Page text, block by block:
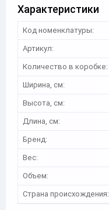
Характеристики
Код номенклатуры:
Артикул:
Количество в коробке:
Ширина, см:
Высота, см:
Длина, см:
Бренд:
Вес:
Объем:
Страна происхождения: